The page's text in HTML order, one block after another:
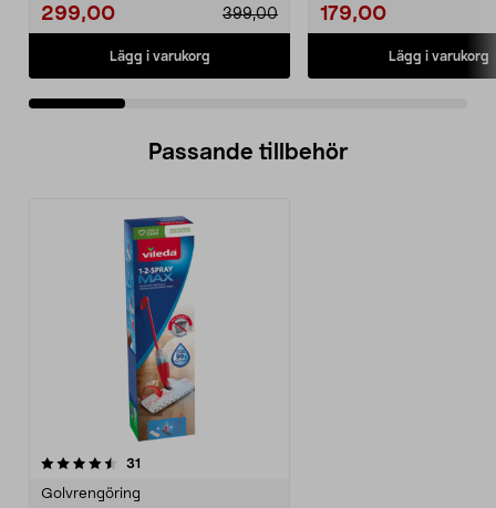
299,00 399,00
Lägg i varukorg
179,00
Lägg i varukorg
Passande tillbehör
31
Golvrengöring